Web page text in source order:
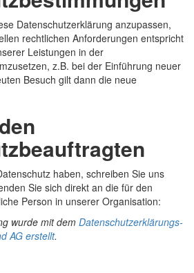
Datenschutzerklärung anzupassen,
rechtlichen Anforderungen entspricht
Leistungen in der
z.B. bei der Einführung neuer
Besuch gilt dann die neue
haben, schreiben Sie uns
Sie sich direkt an die für den
Person in unserer Organisation:
wurde mit dem Datenschutzerklärungs-
AG erstellt.